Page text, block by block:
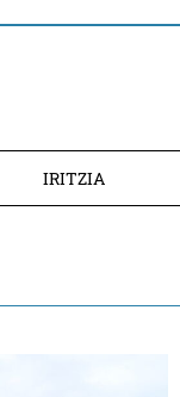
IRITZIA